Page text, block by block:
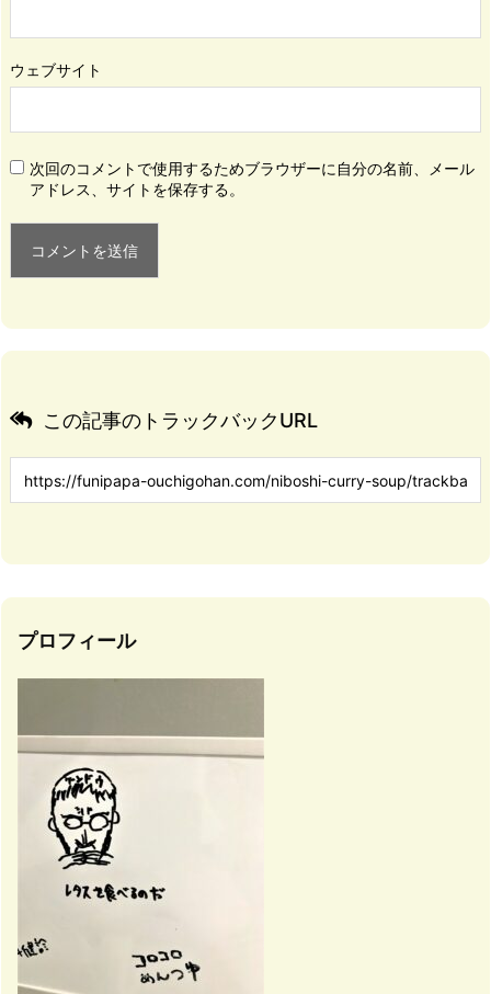
ウェブサイト
次回のコメントで使用するためブラウザーに自分の名前、メール
アドレス、サイトを保存する。
この記事のトラックバックURL
プロフィール